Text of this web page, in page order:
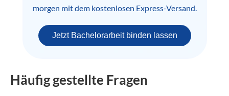
morgen mit dem kostenlosen Express-Versand.
Jetzt Bachelorarbeit binden lassen
Häufig gestellte Fragen